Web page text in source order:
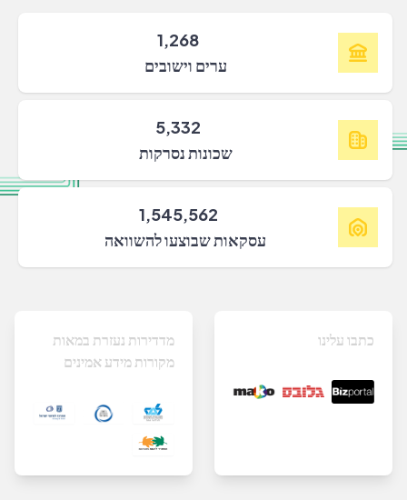
1,268
ערים וישובים
5,332
שכונות נסרקות
1,545,562
עסקאות שבוצעו להשוואה
מדדירות נעזרת במאות
מקורות מידע אמינים
כתבו עלינו